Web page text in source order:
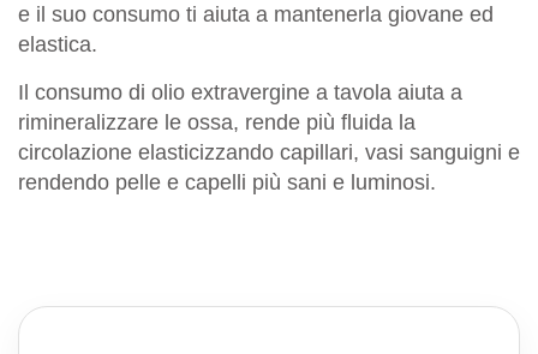
e il suo consumo ti aiuta a mantenerla giovane ed
elastica.
Il consumo di olio extravergine a tavola aiuta a
rimineralizzare le ossa, rende più fluida la
circolazione elasticizzando capillari, vasi sanguigni e
rendendo pelle e capelli più sani e luminosi.